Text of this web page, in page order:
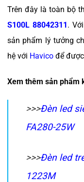
Trên đây là toàn bộ
S100L 88042311 .
sản phẩm lý tưởng
hệ với Havico để
Xem thêm sản phẩm
>>>Đèn led
FA280-25W
>>>Đèn led
1223M